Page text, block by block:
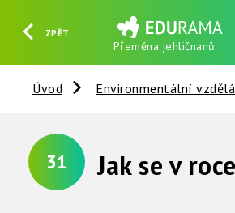
ZPĚT
Přeměna jehličnanů
HLEDAT REGISTROVAT
Úvod Environmentální
31